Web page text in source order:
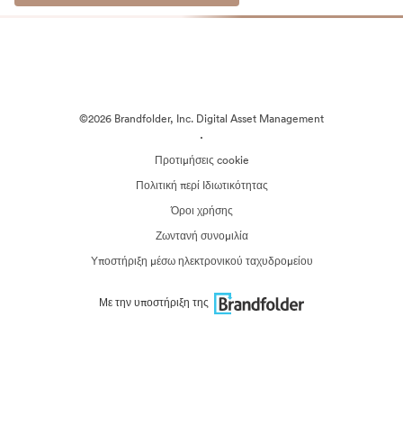
©2026 Brandfolder, Inc. Digital Asset Management
·
Προτιμήσεις cookie
Πολιτική περί Ιδιωτικότητας
Όροι χρήσης
Ζωντανή συνομιλία
Υποστήριξη μέσω ηλεκτρονικού ταχυδρομείου
Με την υποστήριξη της